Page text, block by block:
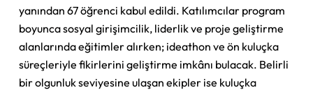
yanından 67 öğrenci kabul edildi. Katılımcılar program
boyunca sosyal girişimcilik, liderlik ve proje geliştirme
alanlarında eğitimler alırken; ideathon ve ön kuluçka
süreçleriyle fikirlerini geliştirme imkânı bulacak. Belirli
bir olgunluk seviyesine ulaşan ekipler ise kuluçka